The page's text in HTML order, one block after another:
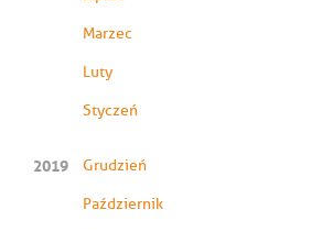
Marzec
Luty
Styczeń
2019 Grudzień
Październik